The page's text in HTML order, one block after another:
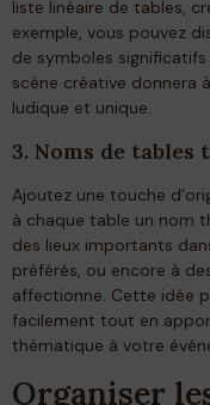
liste linéaire de tables,
exemple, vous pouvez
de symboles
scène créative donnera
ludique et unique.
3. Noms de tables
Ajoutez une touche
à chaque table un nom
des lieux importants
préférés, ou encore à
affectionne. Cette idée
facilement tout en
thématique à votre
Organiser